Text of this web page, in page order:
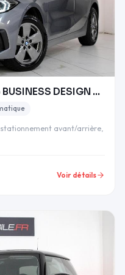
BMW SERIE 1 (F40) 116D 116 BUSINESS DESIGN DKG7 20
avant/arrière,
Voir détails